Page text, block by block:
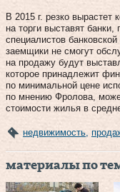
В 2015 г. резко вырастет
на торги выставят банки,
специалистов
заемщики не смогут
на продажу будут
которое принадлежит
по минимальной цене
по мнению Фролова,
стоимости жилья в
недвижимость
материалы по